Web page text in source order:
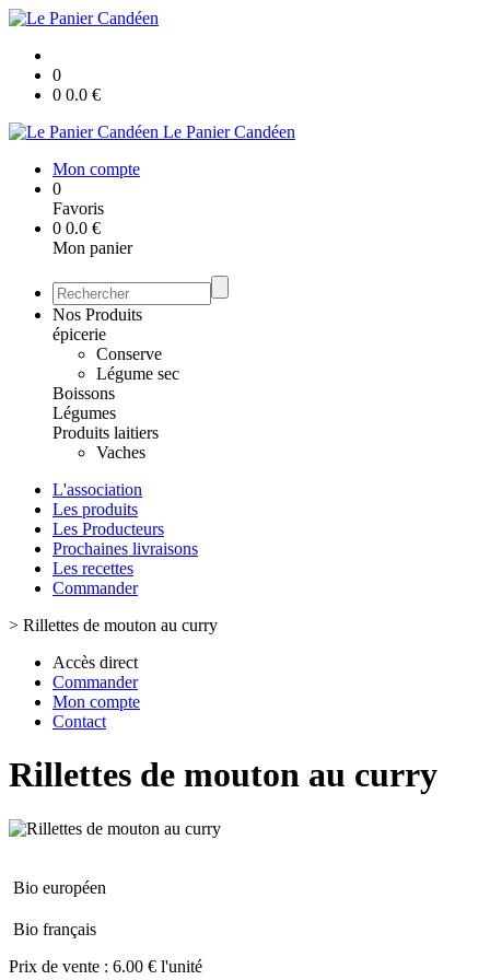
0
0 0.0 €
Le Panier Candéen
Mon compte
0
Favoris
0 0.0 €
Mon panier
Nos Produits
épicerie
Conserve
Légume sec
Boissons
Légumes
Produits laitiers
Vaches
L'association
Les produits
Les Producteurs
Prochaines livraisons
Les recettes
Commander
> Rillettes de mouton au curry
Accès direct
Commander
Mon compte
Contact
Rillettes de mouton au curry
Bio européen
Bio français
Prix de vente : 6.00 € l'unité